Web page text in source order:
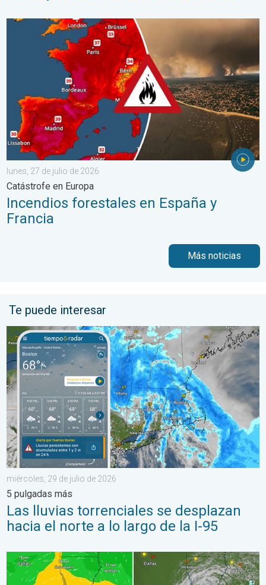
Incendios forestales en España y Francia. Catástrofe en
lunes, 27 de julio de 2026
Catástrofe en Europa
Incendios forestales en España y
Francia
Más noticias
Te puede interesar
Las lluvias torrenciales se desplazan hacia el norte a lo
miércoles, 29 de julio de 2026
5 pulgadas más
Las lluvias torrenciales se desplazan
hacia el norte a lo largo de la I-95
Bertha, con su forma asimétrica, avanza hacia el oeste. ¿A